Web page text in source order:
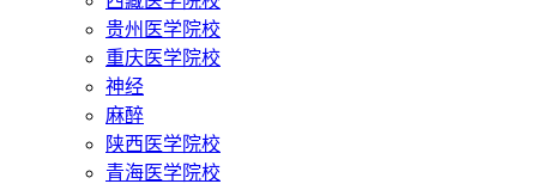
贵州医学院校
重庆医学院校
神经
麻醉
陕西医学院校
青海医学院校